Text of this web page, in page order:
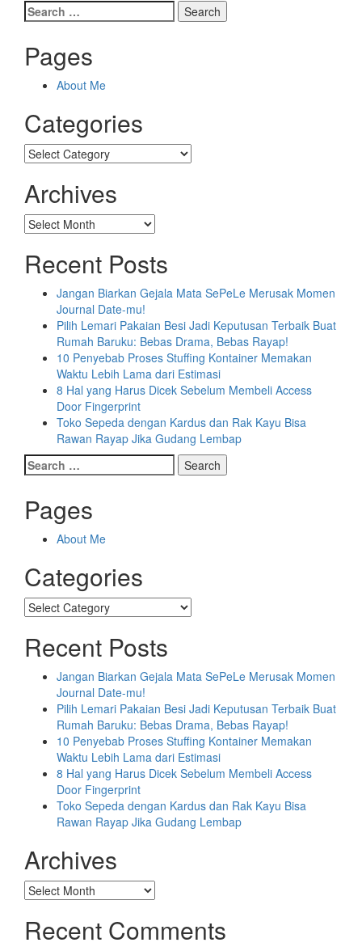
Search
for:
Pages
About Me
Categories
Categories
Archives
Archives
Recent Posts
Jangan Biarkan Gejala Mata SePeLe Merusak Momen
Journal Date-mu!
Pilih Lemari Pakaian Besi Jadi Keputusan Terbaik Buat
Rumah Baruku: Bebas Drama, Bebas Rayap!
10 Penyebab Proses Stuffing Kontainer Memakan
Waktu Lebih Lama dari Estimasi
8 Hal yang Harus Dicek Sebelum Membeli Access
Door Fingerprint
Toko Sepeda dengan Kardus dan Rak Kayu Bisa
Rawan Rayap Jika Gudang Lembap
Search
for:
Pages
About Me
Categories
Categories
Recent Posts
Jangan Biarkan Gejala Mata SePeLe Merusak Momen
Journal Date-mu!
Pilih Lemari Pakaian Besi Jadi Keputusan Terbaik Buat
Rumah Baruku: Bebas Drama, Bebas Rayap!
10 Penyebab Proses Stuffing Kontainer Memakan
Waktu Lebih Lama dari Estimasi
8 Hal yang Harus Dicek Sebelum Membeli Access
Door Fingerprint
Toko Sepeda dengan Kardus dan Rak Kayu Bisa
Rawan Rayap Jika Gudang Lembap
Archives
Archives
Recent Comments